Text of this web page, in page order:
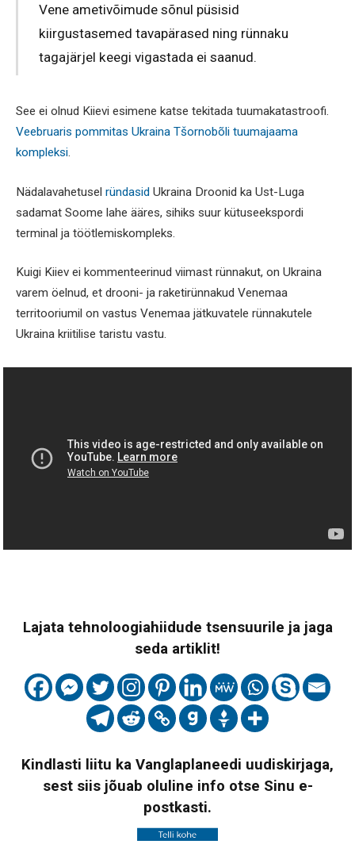
Vene ametivõimude sõnul püsisid
kiirgustasemed tavapärased ning rünnaku
tagajärjel keegi vigastada ei saanud.
See ei olnud Kiievi esimene katse tekitada tuumakatastroofi.
Veebruaris pommitas Ukraina Tšornobõli tuumajaama
kompleksi.
Nädalavahetusel ründasid Ukraina Droonid ka Ust-Luga
sadamat Soome lahe ääres, sihiks suur kütuseekspordi
terminal ja töötlemiskompleks.
Kuigi Kiiev ei kommenteerinud viimast rünnakut, on Ukraina
varem öelnud, et drooni- ja raketirünnakud Venemaa
territooriumil on vastus Venemaa jätkuvatele rünnakutele
Ukraina kriitilise taristu vastu.
Lajata tehnoloogiahiidude tsensuurile ja jaga
seda artiklit!
Kindlasti liitu ka Vanglaplaneedi uudiskirjaga,
sest siis jõuab oluline info otse Sinu e-
postkasti.